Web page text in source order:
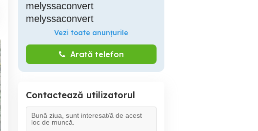
melyssaconvert
melyssaconvert
Vezi toate anunțurile
Arată telefon
Contactează utilizatorul